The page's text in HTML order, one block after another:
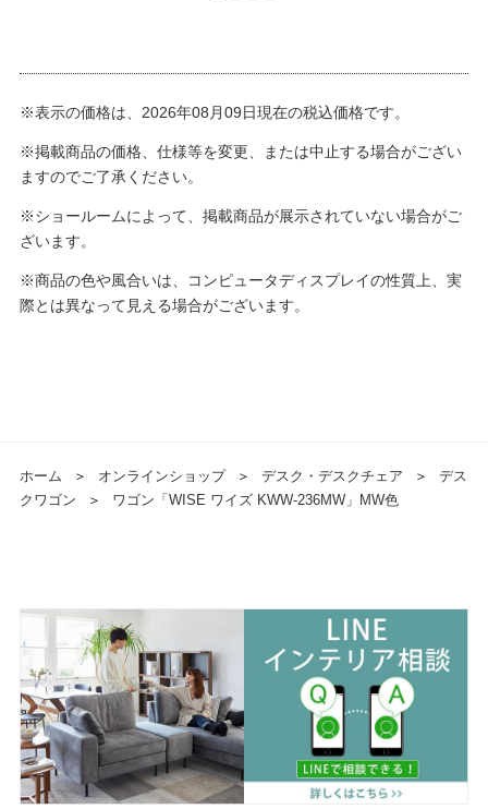
※表示の価格は、2026年08月09日現在の税込価格です。
※掲載商品の価格、仕様等を変更、または中止する場合がござい
ますのでご了承ください。
※ショールームによって、掲載商品が展示されていない場合がご
ざいます。
※商品の色や風合いは、コンピュータディスプレイの性質上、実
際とは異なって見える場合がございます。
ホーム ＞ オンラインショップ ＞ デスク・デスクチェア ＞
デス
クワゴン
＞ ワゴン「WISE ワイズ KWW-236MW」MW色